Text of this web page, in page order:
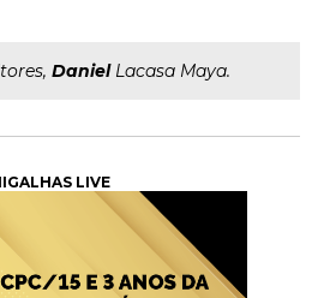
DanielLacasa Maya.
LIVE